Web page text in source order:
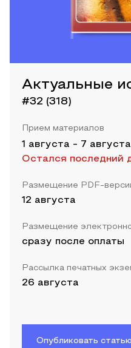
Актуальные
#32 (318)
Прием материалов
1 августа - 7 августа
Остался последний
Размещение PDF-
12 августа
Размещение
сразу после оплаты
Рассылка печатных
26 августа
Опубликовать статью